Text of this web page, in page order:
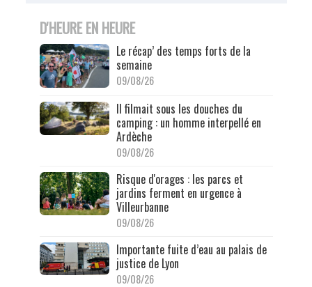
D'HEURE EN HEURE
Le récap’ des temps forts de la
semaine
09/08/26
Il filmait sous les douches du
camping : un homme interpellé en
Ardèche
09/08/26
Risque d'orages : les parcs et
jardins ferment en urgence à
Villeurbanne
09/08/26
Importante fuite d’eau au palais de
justice de Lyon
09/08/26